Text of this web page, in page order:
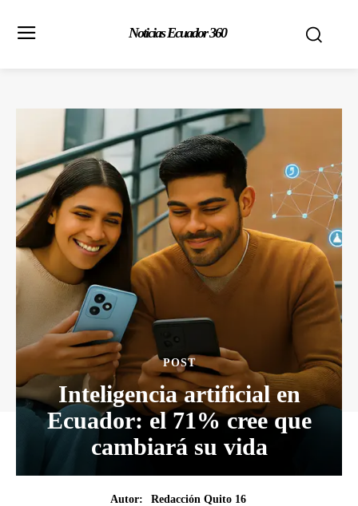
Noticias Ecuador 360
POST
Inteligencia artificial en
Ecuador: el 71% cree que
cambiará su vida
Autor:
Redacción Quito 16